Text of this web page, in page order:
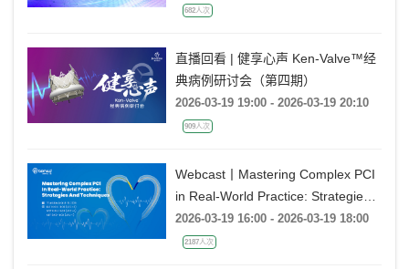
682人次
直播回看 | 健享心声 Ken-Valve™经
典病例研讨会（第四期）
2026-03-19 19:00 - 2026-03-19 20:10
909人次
Webcast丨Mastering Complex PCI
in Real-World Practice: Strategies
and Techniques
2026-03-19 16:00 - 2026-03-19 18:00
2187人次